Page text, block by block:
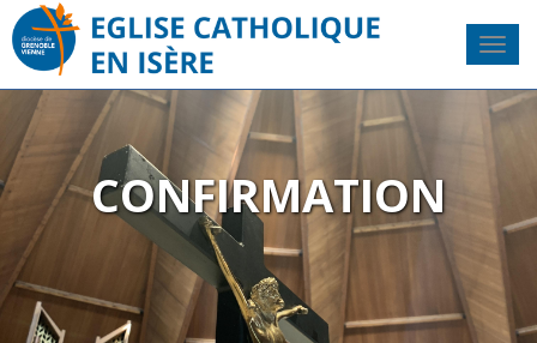
CONFIRMATION